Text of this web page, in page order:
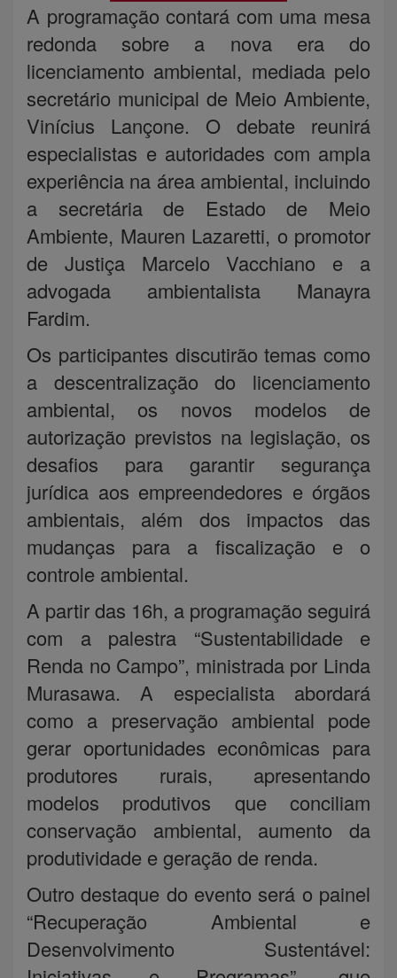
A programação contará com uma mesa
redonda sobre a nova era do
licenciamento ambiental, mediada pelo
secretário municipal de Meio Ambiente,
Vinícius Lançone. O debate reunirá
especialistas e autoridades com ampla
experiência na área ambiental, incluindo
a secretária de Estado de Meio
Ambiente, Mauren Lazaretti, o promotor
de Justiça Marcelo Vacchiano e a
advogada ambientalista Manayra
Fardim.
Os participantes discutirão temas como
a descentralização do licenciamento
ambiental, os novos modelos de
autorização previstos na legislação, os
desafios para garantir segurança
jurídica aos empreendedores e órgãos
ambientais, além dos impactos das
mudanças para a fiscalização e o
controle ambiental.
A partir das 16h, a programação seguirá
com a palestra “Sustentabilidade e
Renda no Campo”, ministrada por Linda
Murasawa. A especialista abordará
como a preservação ambiental pode
gerar oportunidades econômicas para
produtores rurais, apresentando
modelos produtivos que conciliam
conservação ambiental, aumento da
produtividade e geração de renda.
Outro destaque do evento será o painel
“Recuperação Ambiental e
Desenvolvimento Sustentável: